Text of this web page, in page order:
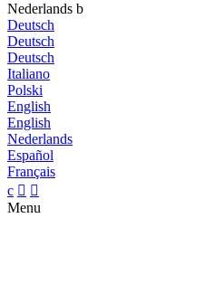
Nederlands b
Deutsch
Deutsch
Deutsch
Italiano
Polski
English
English
Nederlands
Español
Français
c  
Menu